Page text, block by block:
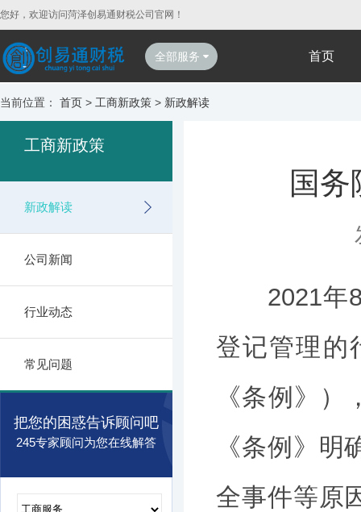
您好，欢迎访问菏泽创易通财税公司官网！
全部服务 首页
当前位置： 首页 > 工商新政策 > 新政解读
工商新政策
新政解读
公司新闻
行业动态
常见问题
把您的困惑告诉顾问吧
245专家顾问为您在线解答
国务
2021年8
登记管理的
《条例》
《条例》
全事件等原